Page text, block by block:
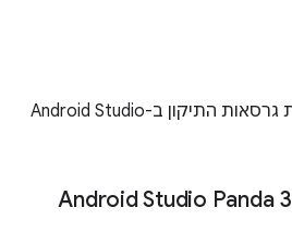
הרשימה הבאה כוללת את גרסאות התיקון ב-Android Studio
‫Android Studio Panda 3